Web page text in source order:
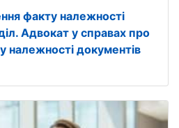
факту належності
Адвокат у справах про
належності документів